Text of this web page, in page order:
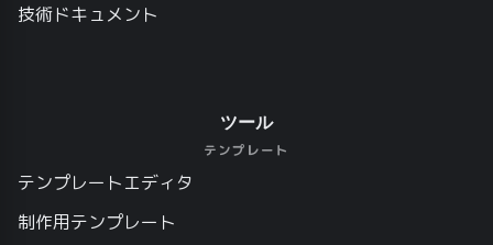
技術ドキュメント
ツール
テンプレート
テンプレートエディタ
制作用テンプレート